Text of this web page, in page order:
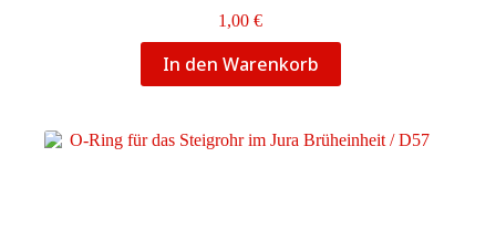
1,00€
In den Warenkorb